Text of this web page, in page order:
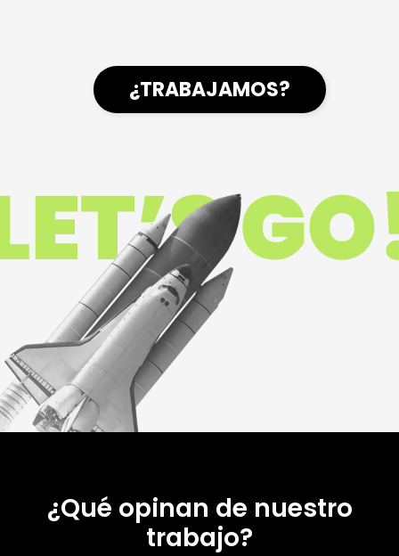
¿TRABAJAMOS?
¿Qué opinan de nuestro
trabajo?